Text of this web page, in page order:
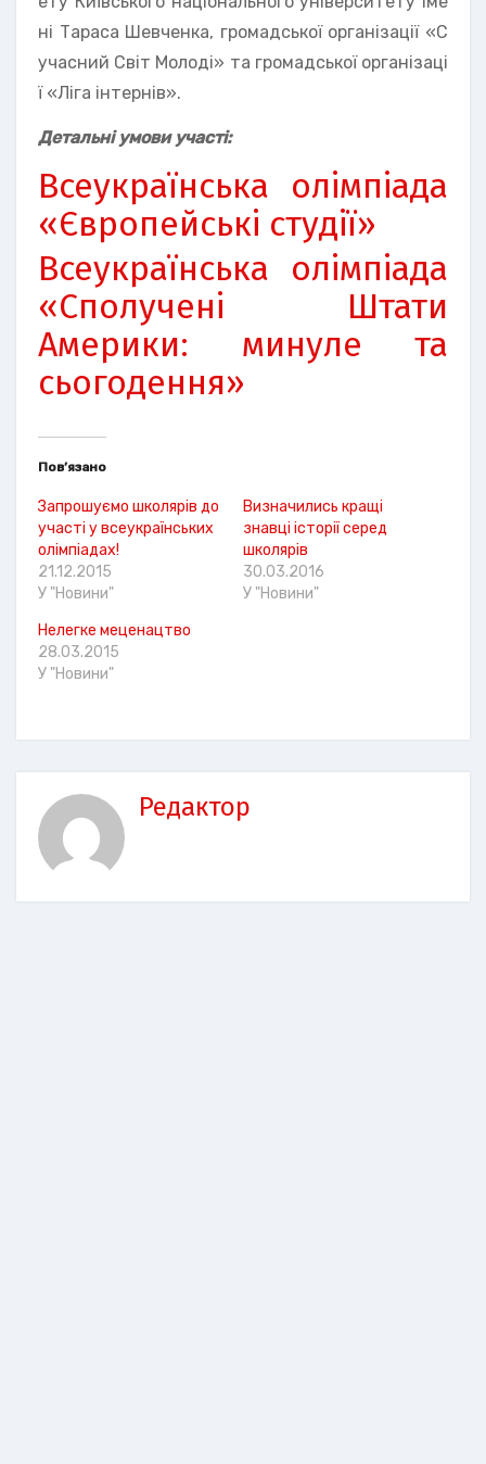
ні Тараса Шевченка, громадської організації «С
учасний Світ Молоді» та громадської організаці
ї «Ліга інтернів».
Детальні умови участі:
Всеукраїнська олімпіада
«Європейські студії»
Всеукраїнська олімпіада
«Сполучені Штати
Америки: минуле та
сьогодення»
Пов’язано
Запрошуємо школярів до
участі у всеукраїнських
олімпіадах!
21.12.2015
У "Новини"
Визначились кращі
знавці історії серед
школярів
30.03.2016
У "Новини"
Нелегке меценацтво
28.03.2015
У "Новини"
Редактор